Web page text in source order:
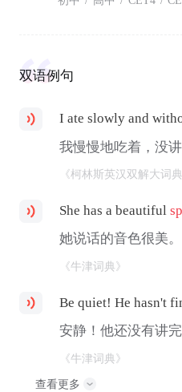
双语例句
I ate slowly and
我慢慢地吃着，没讲
《柯林斯英汉双解大词典
She has a beautiful
她说话的音色很美。
《牛津词典》
Be quiet! He hasn't
安静！他还没有讲完
《牛津词典》
查看更多